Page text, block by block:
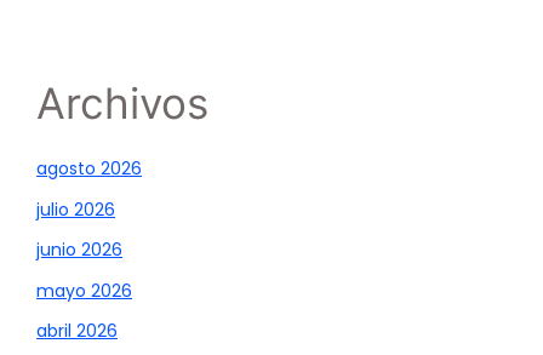
Archivos
agosto 2026
julio 2026
junio 2026
mayo 2026
abril 2026